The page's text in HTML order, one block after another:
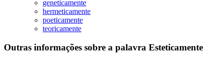
geneticamente
hermeticamente
poeticamente
teoricamente
Outras informações sobre a palavra Esteticamente